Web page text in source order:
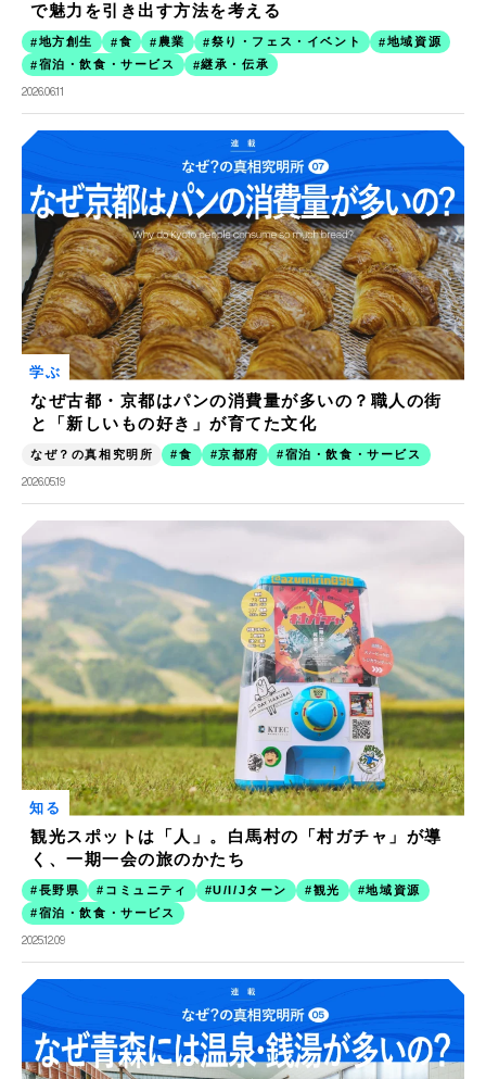
で魅力を引き出す方法を考える
地方創生 食 農業 祭り・フェス・イベント
地域資源
宿泊・飲食・サービス
継承・伝承
2026.06.11
学ぶ
なぜ古都・京都はパンの消費量が多いの？職人の街
と「新しいもの好き」が育てた文化
なぜ？の真相究明所 食 京都府 宿泊・飲食・サービス
2026.05.19
知る
観光スポットは「人」。白馬村の「村ガチャ」が導
く、一期一会の旅のかたち
長野県 コミュニティ U/I/Jターン 観光
地域資源
宿泊・飲食・サービス
2025.12.09